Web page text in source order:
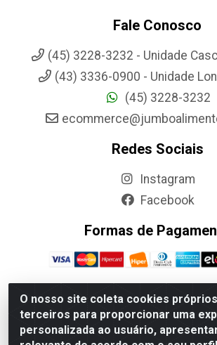
O nosso site coleta cookies
terceiros para proporcionar uma
personalizada ao usuário,
Fale Conosco
(45) 3228-3232 - Unidade
(43) 3336-0900 - Unidade
(45) 3228-3232
Redes Sociais
Instagram
Facebook
Formas de
Jumbo Alimentos Cascavel - Matriz - Rua
Santos Dumont, Cascavel-PR - CEP